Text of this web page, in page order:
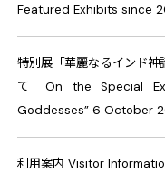
Featured Exhibits since
特別展「華麗なるインド
て
On the Special
Goddesses” 6 October
利用案内 Visitor